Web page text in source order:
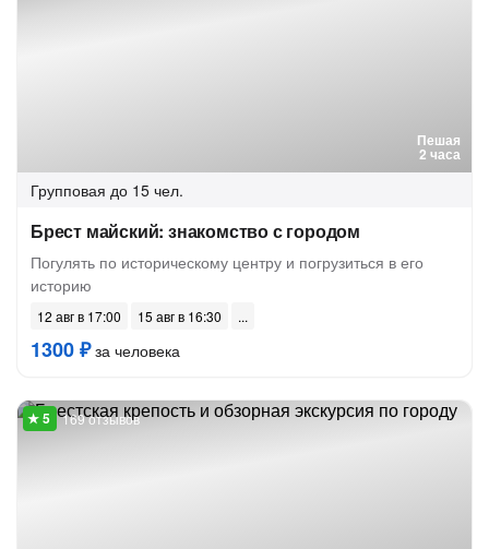
Пешая
2 часа
Групповая до 15 чел.
Брест майский: знакомство с городом
Погулять по историческому центру и погрузиться в его
историю
12 авг в 17:00 15 авг в 16:30
1300 ₽за человека
169 отзывов